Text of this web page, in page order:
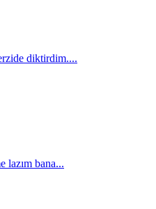
diktirdim....
lazım bana...